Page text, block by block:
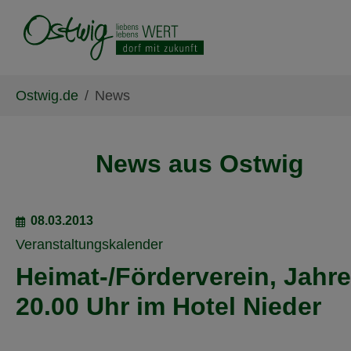
Ostwig.de News
News aus Ostwig
08.03.2013
Veranstaltungskalender
Heimat-/Förderverein,
20.00 Uhr im Hotel Nieder